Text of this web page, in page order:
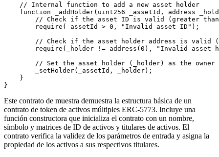
    // Internal function to add a new asset holder
function _addHolder(uint256 _assetId, address
// Check if the asset ID is valid (greater
        require(_assetId > 0, "Invalid asset ID");
// Check if the asset holder address is valid
require(_holder != address(0), "Invalid asset
// Set the asset holder (_holder) as the
        _setHolder(_assetId, _holder);
    }
Este contrato de muestra demuestra la estructura básica de un
contrato de token de activos múltiples ERC-5773. Incluye una
función constructora que inicializa el contrato con un nombre,
símbolo y matrices de ID de activos y titulares de activos. El
contrato verifica la validez de los parámetros de entrada y asigna la
propiedad de los activos a sus respectivos titulares.